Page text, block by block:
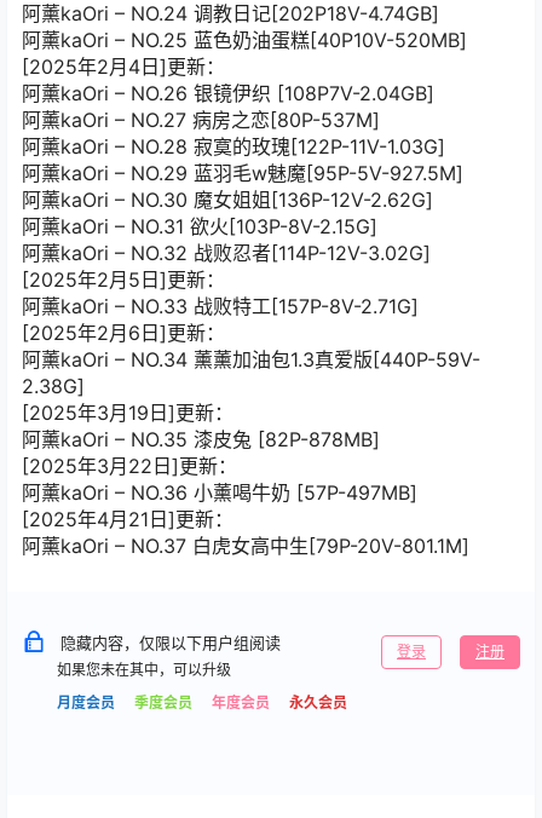
阿薰kaOri – NO.24 调教日记[202P18V-4.74GB]
阿薰kaOri – NO.25 蓝色奶油蛋糕[40P10V-520MB]
[2025年2月4日]更新：
阿薰kaOri – NO.26 银镜伊织 [108P7V-2.04GB]
阿薰kaOri – NO.27 病房之恋[80P-537M]
阿薰kaOri – NO.28 寂寞的玫瑰[122P-11V-1.03G]
阿薰kaOri – NO.29 蓝羽毛w魅魔[95P-5V-927.5M]
阿薰kaOri – NO.30 魔女姐姐[136P-12V-2.62G]
阿薰kaOri – NO.31 欲火[103P-8V-2.15G]
阿薰kaOri – NO.32 战败忍者[114P-12V-3.02G]
[2025年2月5日]更新：
阿薰kaOri – NO.33 战败特工[157P-8V-2.71G]
[2025年2月6日]更新：
阿薰kaOri – NO.34 薰薰加油包1.3真爱版[440P-59V-
2.38G]
[2025年3月19日]更新：
阿薰kaOri – NO.35 漆皮兔 [82P-878MB]
[2025年3月22日]更新：
阿薰kaOri – NO.36 小薰喝牛奶 [57P-497MB]
[2025年4月21日]更新：
阿薰kaOri – NO.37 白虎女高中生[79P-20V-801.1M]
隐藏内容，仅限以下用户组阅读
如果您未在其中，可以升级
月度会员
季度会员 年度会员 永久会员
登录 注册